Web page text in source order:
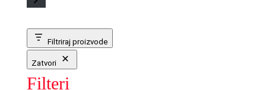
Filtriraj proizvode
Zatvori
Filteri